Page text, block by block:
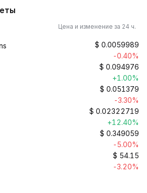
Цена и изменение за 24 ч.
$ 0.0059989
-0.40%
$ 0.094976
+1.00%
$ 0.051379
-3.30%
$ 0.02322719
+12.40%
$ 0.349059
-5.00%
$ 54.15
-3.20%